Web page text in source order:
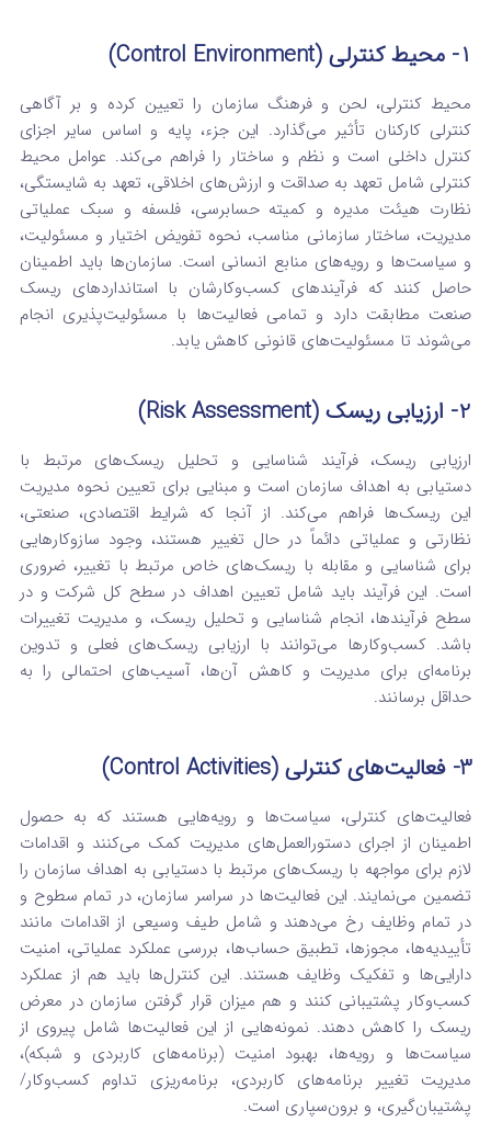
1- محیط کنترلی (Control Environment)
محیط کنترلی، لحن و فرهنگ سازمان را تعیین کرده و بر آگاهی
کنترلی کارکنان تأثیر می‌گذارد. این جزء، پایه و اساس سایر اجزای
کنترل داخلی است و نظم و ساختار را فراهم می‌کند. عوامل محیط
کنترلی شامل تعهد به صداقت و ارزش‌های اخلاقی، تعهد به شایستگی،
نظارت هیئت مدیره و کمیته حسابرسی، فلسفه و سبک عملیاتی
مدیریت، ساختار سازمانی مناسب، نحوه تفویض اختیار و مسئولیت،
و سیاست‌ها و رویه‌های منابع انسانی است. سازمان‌ها باید اطمینان
حاصل کنند که فرآیندهای کسب‌وکارشان با استانداردهای ریسک
صنعت مطابقت دارد و تمامی فعالیت‌ها با مسئولیت‌پذیری انجام
می‌شوند تا مسئولیت‌های قانونی کاهش یابد.
2- ارزیابی ریسک (Risk Assessment)
ارزیابی ریسک، فرآیند شناسایی و تحلیل ریسک‌های مرتبط با
دستیابی به اهداف سازمان است و مبنایی برای تعیین نحوه مدیریت
این ریسک‌ها فراهم می‌کند. از آنجا که شرایط اقتصادی، صنعتی،
نظارتی و عملیاتی دائماً در حال تغییر هستند، وجود سازوکارهایی
برای شناسایی و مقابله با ریسک‌های خاص مرتبط با تغییر، ضروری
است. این فرآیند باید شامل تعیین اهداف در سطح کل شرکت و در
سطح فرآیندها، انجام شناسایی و تحلیل ریسک، و مدیریت تغییرات
باشد. کسب‌وکارها می‌توانند با ارزیابی ریسک‌های فعلی و تدوین
برنامه‌ای برای مدیریت و کاهش آن‌ها، آسیب‌های احتمالی را به
حداقل برسانند.
3- فعالیت‌های کنترلی (Control Activities)
فعالیت‌های کنترلی، سیاست‌ها و رویه‌هایی هستند که به حصول
اطمینان از اجرای دستورالعمل‌های مدیریت کمک می‌کنند و اقدامات
لازم برای مواجهه با ریسک‌های مرتبط با دستیابی به اهداف سازمان را
تضمین می‌نمایند. این فعالیت‌ها در سراسر سازمان، در تمام سطوح و
در تمام وظایف رخ می‌دهند و شامل طیف وسیعی از اقدامات مانند
تأییدیه‌ها، مجوزها، تطبیق حساب‌ها، بررسی عملکرد عملیاتی، امنیت
دارایی‌ها و تفکیک وظایف هستند. این کنترل‌ها باید هم از عملکرد
کسب‌وکار پشتیبانی کنند و هم میزان قرار گرفتن سازمان در معرض
ریسک را کاهش دهند. نمونه‌هایی از این فعالیت‌ها شامل پیروی از
سیاست‌ها و رویه‌ها، بهبود امنیت (برنامه‌های کاربردی و شبکه)،
مدیریت تغییر برنامه‌های کاربردی، برنامه‌ریزی تداوم کسب‌وکار/
پشتیبان‌گیری، و برون‌سپاری است.